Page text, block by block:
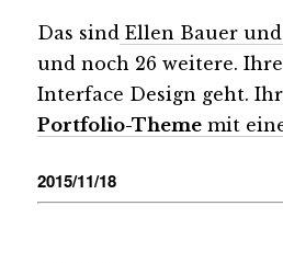
Das sind Ellen Bauer
und noch 26 weitere.
Interface Design geht.
Portfolio-Theme mit
2015/11/18